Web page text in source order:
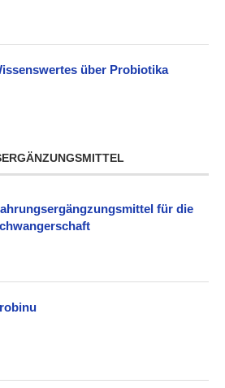
über Probiotika
für die